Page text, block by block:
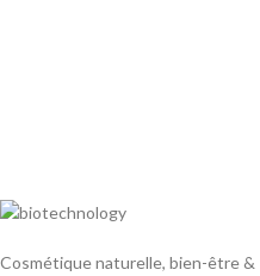
Cosmétique naturelle, bien-être &